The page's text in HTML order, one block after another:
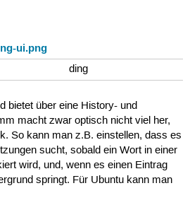
ding
bietet über eine History- und
macht zwar optisch nicht viel her,
So kann man z.B. einstellen, dass es
sucht, sobald ein Wort in einer
wird, und, wenn es einen Eintrag
springt. Für Ubuntu kann man